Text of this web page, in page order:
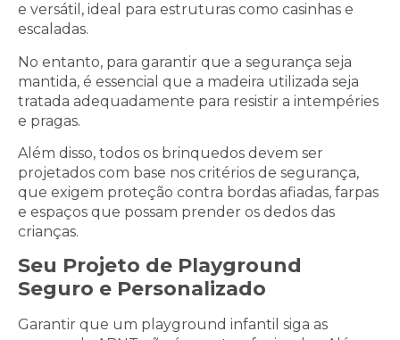
e versátil, ideal para estruturas como casinhas e
escaladas.
No entanto, para garantir que a segurança seja
mantida, é essencial que a madeira utilizada seja
tratada adequadamente para resistir a intempéries
e pragas.
Além disso, todos os brinquedos devem ser
projetados com base nos critérios de segurança,
que exigem proteção contra bordas afiadas, farpas
e espaços que possam prender os dedos das
crianças.
Seu Projeto de Playground
Seguro e Personalizado
Garantir que um playground infantil siga as